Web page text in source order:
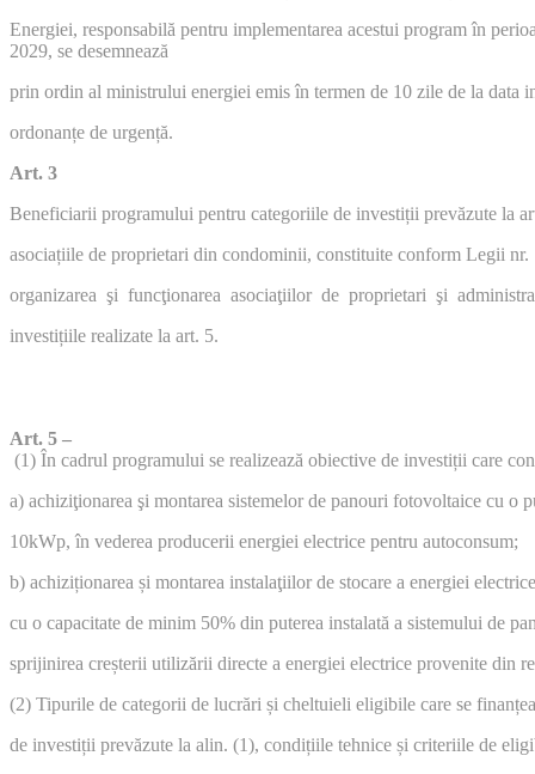
Energiei, responsabilă pentru implementarea acestui program în
2029, se desemnează
prin ordin al ministrului energiei emis în termen de 10 zile de la data
ordonanțe de urgență.
Art. 3
Beneficiarii programului pentru categoriile de investiții prevăzute la
asociațiile de proprietari din condominii, constituite conform Legii
organizarea şi funcţionarea asociaţiilor de proprietari şi
investițiile realizate la art. 5.
Art. 5 –
(1) În cadrul programului se realizează obiective de investiții care
a) achiziţionarea şi montarea sistemelor de panouri fotovoltaice cu o
10kWp, în vederea producerii energiei electrice pentru autoconsum;
b) achiziționarea și montarea instalaţiilor de stocare a energiei
cu o capacitate de minim 50% din puterea instalată a sistemului de
sprijinirea creșterii utilizării directe a energiei electrice provenite din
(2) Tipurile de categorii de lucrări și cheltuieli eligibile care se
de investiții prevăzute la alin. (1), condițiile tehnice și criteriile de